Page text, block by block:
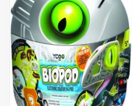
Pendel Ball Tisch
Spielzeug
Dekoration